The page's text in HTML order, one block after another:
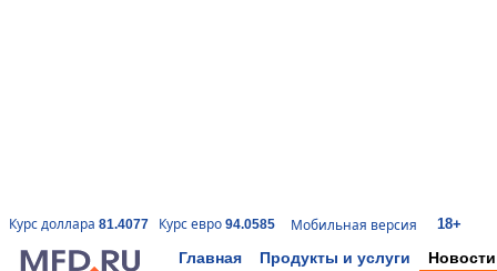
Курс доллара 81.4077 Курс евро 94.0585 Мобильная версия 18+
Главная Продукты и услуги Новости